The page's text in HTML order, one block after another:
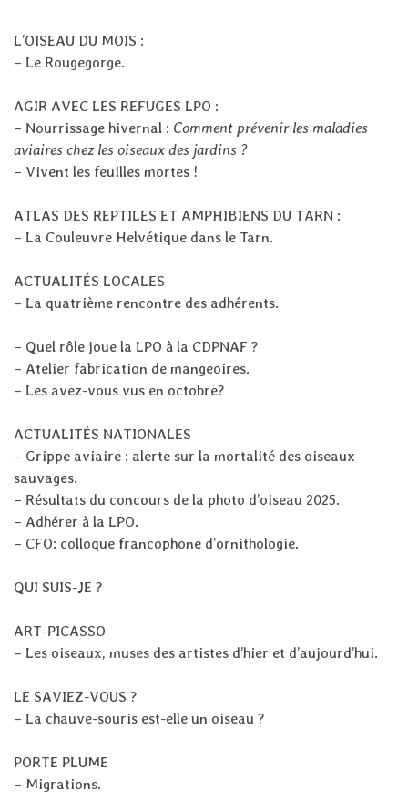
L’OISEAU DU MOIS :
– Le Rougegorge.
AGIR AVEC LES REFUGES LPO :
– Nourrissage hivernal : Comment prévenir les maladies
aviaires chez les oiseaux des jardins ?
– Vivent les feuilles mortes !
ATLAS DES REPTILES ET AMPHIBIENS DU TARN :
– La Couleuvre Helvétique dans le Tarn.
ACTUALITÉS LOCALES
– La quatrième rencontre des adhérents.
– Quel rôle joue la LPO à la CDPNAF ?
– Atelier fabrication de mangeoires.
– Les avez-vous vus en octobre?
ACTUALITÉS NATIONALES
– Grippe aviaire : alerte sur la mortalité des oiseaux
sauvages.
– Résultats du concours de la photo d’oiseau 2025.
– Adhérer à la LPO.
– CFO: colloque francophone d’ornithologie.
QUI SUIS-JE ?
ART-PICASSO
– Les oiseaux, muses des artistes d’hier et d’aujourd’hui.
LE SAVIEZ-VOUS ?
– La chauve-souris est-elle un oiseau ?
PORTE PLUME
– Migrations.